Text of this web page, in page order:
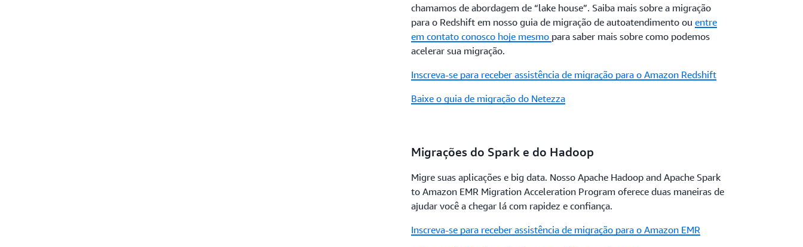
chamamos de abordagem de “lake house”. Saiba mais sobre a migração
para o Redshift em nosso guia de migração de autoatendimento ou entre
em contato conosco hoje mesmo para saber mais sobre como podemos
acelerar sua migração.
Inscreva-se para receber assistência de migração para o Amazon Redshift
Baixe o guia de migração do Netezza
Migrações do Spark e do Hadoop
Migre suas aplicações e big data. Nosso Apache Hadoop and Apache Spark
to Amazon EMR Migration Acceleration Program oferece duas maneiras de
ajudar você a chegar lá com rapidez e confiança.
Inscreva-se para receber assistência de migração para o Amazon EMR